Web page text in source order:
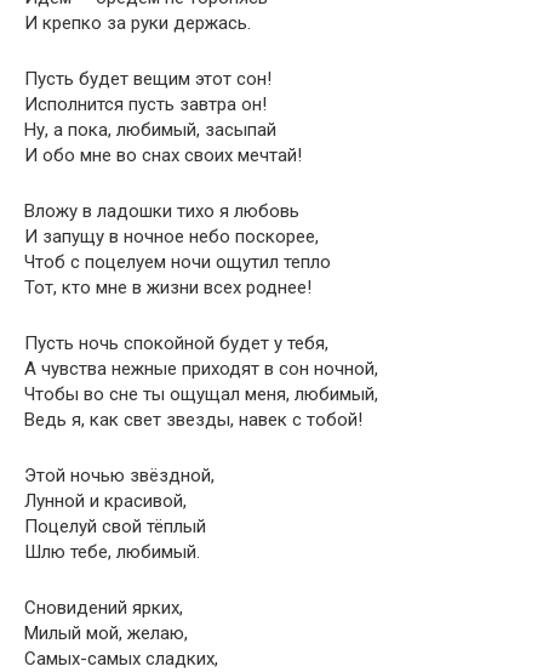
И крепко за руки держась.
Пусть будет вещим этот сон!
Исполнится пусть завтра он!
Ну, а пока, любимый, засыпай
И обо мне во снах своих мечтай!
Вложу в ладошки тихо я любовь
И запущу в ночное небо поскорее,
Чтоб с поцелуем ночи ощутил тепло
Тот, кто мне в жизни всех роднее!
Пусть ночь спокойной будет у тебя,
А чувства нежные приходят в сон ночной,
Чтобы во сне ты ощущал меня, любимый,
Ведь я, как свет звезды, навек с тобой!
Этой ночью звёздной,
Лунной и красивой,
Поцелуй свой тёплый
Шлю тебе, любимый.
Сновидений ярких,
Милый мой, желаю,
Самых-самых сладких,